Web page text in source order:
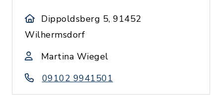
Dippoldsberg 5, 91452
Wilhermsdorf
Martina Wiegel
09102 9941501